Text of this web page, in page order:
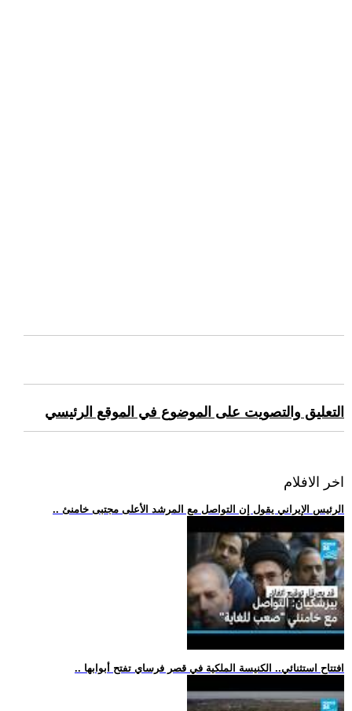
التعليق والتصويت على الموضوع في الموقع الرئيسي
اخر الافلام
.. الرئيس الإيراني يقول إن التواصل مع المرشد الأعلى مجتبى خامنئ
.. افتتاح استثنائي.. الكنيسة الملكية في قصر فرساي تفتح أبوابها